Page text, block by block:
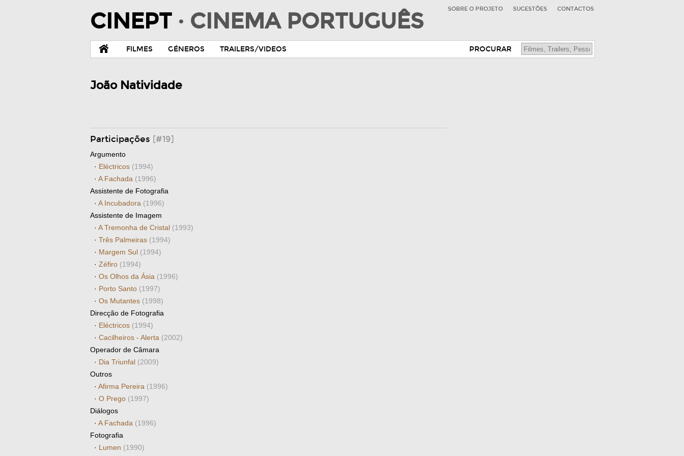
CINEPT · CINEMA PORTUGUÊS SOBRE O PROJETO SUGESTÕES CONTACTOS
FILMES GÉNEROS TRAILERS/VIDEOS PROCURAR
João Natividade
Participações [#19]
Argumento
· Eléctricos (1994)
· A Fachada (1996)
Assistente de Fotografia
· A Incubadora (1996)
Assistente de Imagem
· A Tremonha de Cristal (1993)
· Três Palmeiras (1994)
· Margem Sul (1994)
· Zéfiro (1994)
· Os Olhos da Ásia (1996)
· Porto Santo (1997)
· Os Mutantes (1998)
Direcção de Fotografia
· Eléctricos (1994)
· Cacilheiros - Alerta (2002)
Operador de Câmara
· Dia Triunfal (2009)
Outros
· Afirma Pereira (1996)
· O Prego (1997)
Diálogos
· A Fachada (1996)
Fotografia
· Lumen (1990)